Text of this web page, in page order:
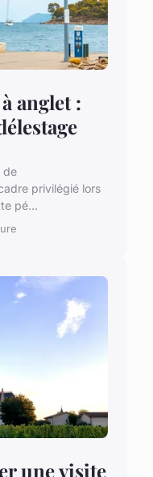
anglet :
de
privilégié lors
pé...
une visite